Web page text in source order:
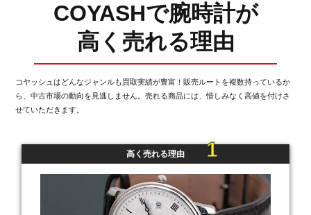
COYASHで腕時計が
高く売れる理由
コヤッシュはどんなジャンルも買取実績が豊富！販売ルートを複数持っているか
ら、中古市場の動向を見逃しません。売れる商品には、惜しみなく高値を付けさ
せていただきます。
高く売れる理由 1